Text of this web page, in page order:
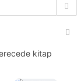
kitap